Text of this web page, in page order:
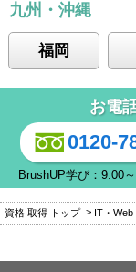
九州・沖縄
福岡
お電
0120-
BrushUP学び：9:00
資格 取得 トップ IT・Web